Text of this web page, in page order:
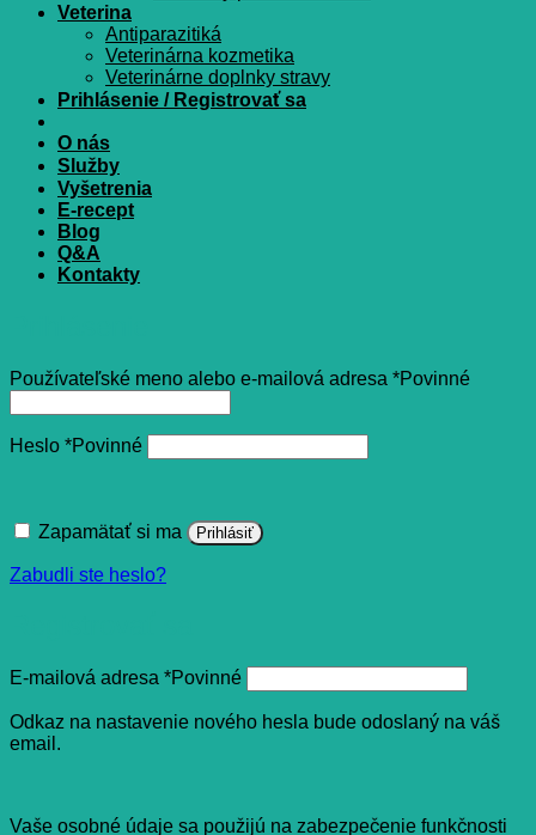
Veterina
Antiparazitiká
Veterinárna kozmetika
Veterinárne doplnky stravy
Prihlásenie / Registrovať sa
O nás
Služby
Vyšetrenia
E-recept
Blog
Q&A
Kontakty
Používateľské meno alebo e-mailová adresa *Povinné
Heslo *Povinné
Zapamätať si ma Prihlásiť
Zabudli ste heslo?
E-mailová adresa *Povinné
Odkaz na nastavenie nového hesla bude odoslaný na váš
email.
Vaše osobné údaje sa použijú na zabezpečenie funkčnosti